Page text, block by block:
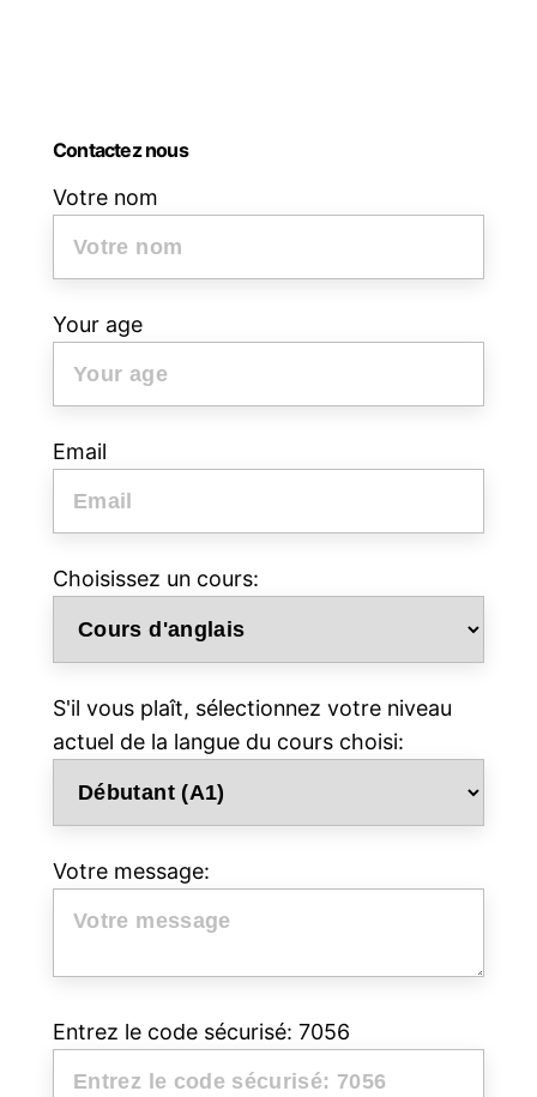
et
italien)
Contactez nous
Votre nom
Your age
Email
Choisissez un cours:
S'il vous plaît, sélectionnez votre niveau
actuel de la langue du cours choisi:
Votre message:
Entrez le code sécurisé: 7056